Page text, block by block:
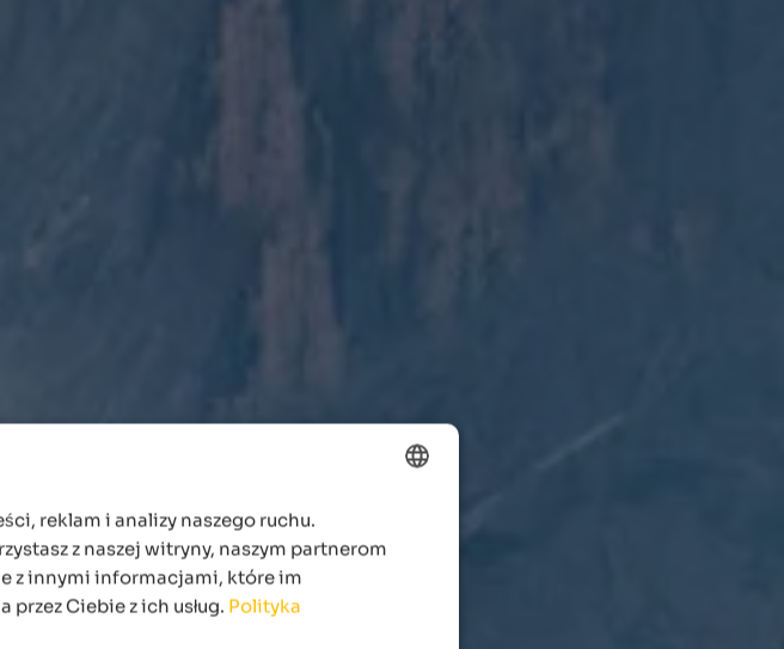
POLISH
reklam i analizy naszego ruchu.
z naszej witryny, naszym partnerom
z innymi informacjami, które im
przez Ciebie z ich usług. Polityka